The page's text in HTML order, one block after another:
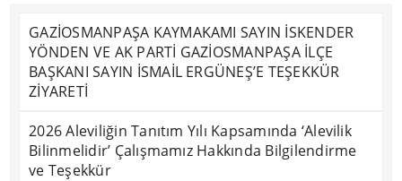
GAZİOSMANPAŞA KAYMAKAMI SAYIN İSKENDER
YÖNDEN VE AK PARTİ GAZİOSMANPAŞA İLÇE
BAŞKANI SAYIN İSMAİL ERGÜNEŞ’E TEŞEKKÜR
ZİYARETİ
2026 Aleviliğin Tanıtım Yılı Kapsamında ‘Alevilik
Bilinmelidir’ Çalışmamız Hakkında Bilgilendirme
ve Teşekkür